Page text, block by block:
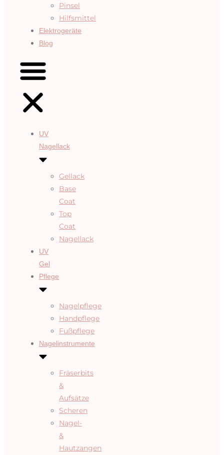
Pinsel
Hilfsmittel
Elektrogeräte
Blog
UV
Nagellack
Gellack
Base
Coat
Top
Coat
Nagellack
UV
Gel
Pflege
Nagelpflege
Handpflege
Fußpflege
Nagelinstrumente
Fräserbits
&
Aufsätze
Scheren
Nagel-
&
Hautzangen